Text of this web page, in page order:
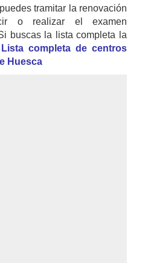
tramitar la renovación
o realizar el examen
buscas la lista completa la
Lista completa de centros
Huesca